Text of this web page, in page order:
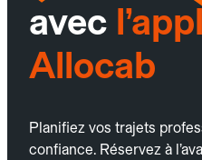
avec
Allocab
Planifiez vos trajets
confiance. Réservez à